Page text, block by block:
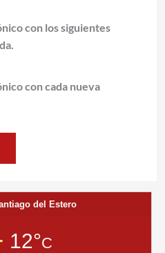
con los siguientes
con cada nueva
del Estero
12°C